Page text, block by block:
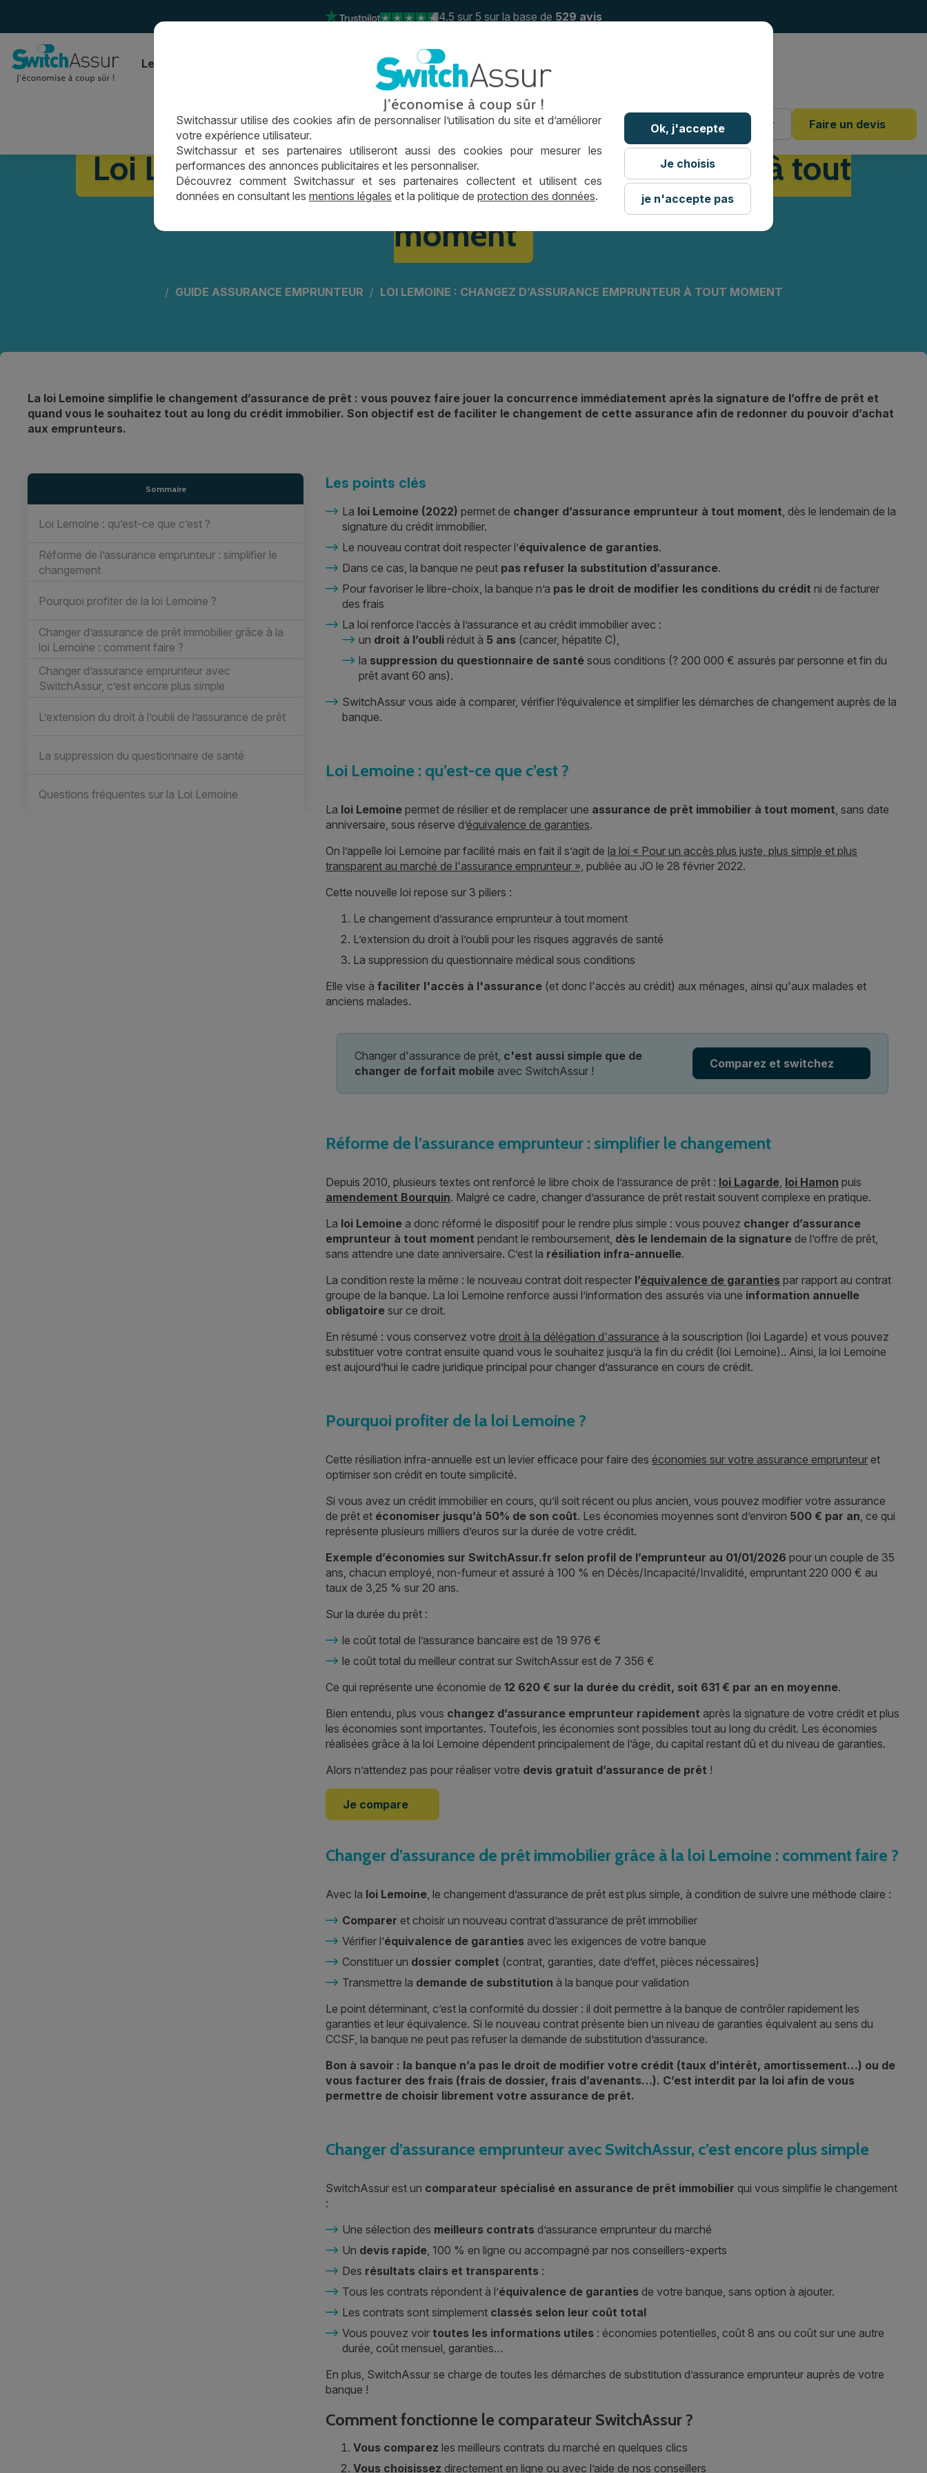
4.5sur 5 sur la base de 529 avis
Le comparateur Le crédit immo Conseils
04 26 04 18 88 Mon dossier Faire un devis
Loi Lemoine : changez d’assurance emprunteur à tout
moment
GUIDE ASSURANCE EMPRUNTEUR LOI LEMOINE : CHANGEZ D’ASSURANCE EMPRUNTEUR À TOUT MOMENT
La loi Lemoine simplifie le changement d’assurance de prêt : vous pouvez faire jouer la concurrence immédiatement après la signature de l’offre de prêt et
quand vous le souhaitez tout au long du crédit immobilier. Son objectif est de faciliter le changement de cette assurance afin de redonner du pouvoir d’achat
aux emprunteurs.
Sommaire
Loi Lemoine : qu’est-ce que c’est ?
Réforme de l’assurance emprunteur : simplifier le
changement
Pourquoi profiter de la loi Lemoine ?
Changer d’assurance de prêt immobilier grâce à la
loi Lemoine : comment faire ?
Changer d’assurance emprunteur avec
SwitchAssur, c’est encore plus simple
L’extension du droit à l’oubli de l’assurance de prêt
La suppression du questionnaire de santé
Questions fréquentes sur la Loi Lemoine
Les points clés
La loi Lemoine (2022) permet de changer d’assurance emprunteur à tout moment, dès le lendemain de la
signature du crédit immobilier.
Le nouveau contrat doit respecter l’équivalence de garanties.
Dans ce cas, la banque ne peut pas refuser la substitution d’assurance.
Pour favoriser le libre-choix, la banque n’a pas le droit de modifier les conditions du crédit ni de facturer
des frais
La loi renforce l’accès à l’assurance et au crédit immobilier avec :
un droit à l’oubli réduit à 5 ans (cancer, hépatite C),
la suppression du questionnaire de santé sous conditions (? 200 000 € assurés par personne et fin du
prêt avant 60 ans).
SwitchAssur vous aide à comparer, vérifier l’équivalence et simplifier les démarches de changement auprès de la
banque.
Loi Lemoine : qu’est-ce que c’est ?
La loi Lemoine permet de résilier et de remplacer une assurance de prêt immobilier à tout moment, sans date
anniversaire, sous réserve d’équivalence de garanties.
On l’appelle loi Lemoine par facilité mais en fait il s’agit de la loi « Pour un accès plus juste, plus simple et plus
transparent au marché de l'assurance emprunteur », publiée au JO le 28 février 2022.
Cette nouvelle loi repose sur 3 piliers :
Le changement d’assurance emprunteur à tout moment
L’extension du droit à l’oubli pour les risques aggravés de santé
La suppression du questionnaire médical sous conditions
Elle vise à faciliter l'accès à l'assurance (et donc l'accès au crédit) aux ménages, ainsi qu'aux malades et
anciens malades.
Changer d'assurance de prêt, c'est aussi simple que de
changer de forfait mobile avec SwitchAssur !
Comparez et switchez
Réforme de l’assurance emprunteur : simplifier le changement
Depuis 2010, plusieurs textes ont renforcé le libre choix de l’assurance de prêt : loi Lagarde, loi Hamon puis
amendement Bourquin. Malgré ce cadre, changer d’assurance de prêt restait souvent complexe en pratique.
La loi Lemoine a donc réformé le dispositif pour le rendre plus simple : vous pouvez changer d’assurance
emprunteur à tout moment pendant le remboursement, dès le lendemain de la signature de l’offre de prêt,
sans attendre une date anniversaire. C’est la résiliation infra-annuelle.
La condition reste la même : le nouveau contrat doit respecter l’équivalence de garanties par rapport au contrat
groupe de la banque. La loi Lemoine renforce aussi l’information des assurés via une information annuelle
obligatoire sur ce droit.
En résumé : vous conservez votre droit à la délégation d'assurance à la souscription (loi Lagarde) et vous pouvez
substituer votre contrat ensuite quand vous le souhaitez jusqu’à la fin du crédit (loi Lemoine).. Ainsi, la loi Lemoine
est aujourd’hui le cadre juridique principal pour changer d’assurance en cours de crédit.
Pourquoi profiter de la loi Lemoine ?
Cette résiliation infra-annuelle est un levier efficace pour faire des économies sur votre assurance emprunteur et
optimiser son crédit en toute simplicité.
Si vous avez un crédit immobilier en cours, qu’il soit récent ou plus ancien, vous pouvez modifier votre assurance
de prêt et économiser jusqu’à 50% de son coût. Les économies moyennes sont d’environ 500 € par an, ce qui
représente plusieurs milliers d’euros sur la durée de votre crédit.
Exemple d’économies sur SwitchAssur.fr selon profil de l’emprunteur au 01/01/2026 pour un couple de 35
ans, chacun employé, non-fumeur et assuré à 100 % en Décès/Incapacité/Invalidité, empruntant 220 000 € au
taux de 3,25 % sur 20 ans.
Sur la durée du prêt :
le coût total de l’assurance bancaire est de 19 976 €
le coût total du meilleur contrat sur SwitchAssur est de 7 356 €
Ce qui représente une économie de 12 620 € sur la durée du crédit, soit 631 € par an en moyenne.
Bien entendu, plus vous changez d’assurance emprunteur rapidement après la signature de votre crédit et plus
les économies sont importantes. Toutefois, les économies sont possibles tout au long du crédit. Les économies
réalisées grâce à la loi Lemoine dépendent principalement de l’âge, du capital restant dû et du niveau de garanties.
Alors n’attendez pas pour réaliser votre devis gratuit d’assurance de prêt !
Je compare
Changer d’assurance de prêt immobilier grâce à la loi Lemoine : comment faire ?
Avec la loi Lemoine, le changement d’assurance de prêt est plus simple, à condition de suivre une méthode claire :
Comparer et choisir un nouveau contrat d’assurance de prêt immobilier
Vérifier l’équivalence de garanties avec les exigences de votre banque
Constituer un dossier complet (contrat, garanties, date d’effet, pièces nécessaires)
Transmettre la demande de substitution à la banque pour validation
Le point déterminant, c’est la conformité du dossier : il doit permettre à la banque de contrôler rapidement les
garanties et leur équivalence. Si le nouveau contrat présente bien un niveau de garanties équivalent au sens du
CCSF, la banque ne peut pas refuser la demande de substitution d’assurance.
Bon à savoir : la banque n’a pas le droit de modifier votre crédit (taux d’intérêt, amortissement…) ou de
vous facturer des frais (frais de dossier, frais d’avenants…). C’est interdit par la loi afin de vous
permettre de choisir librement votre assurance de prêt.
Changer d’assurance emprunteur avec SwitchAssur, c’est encore plus simple
SwitchAssur est un comparateur spécialisé en assurance de prêt immobilier qui vous simplifie le changement
:
Une sélection des meilleurs contrats d’assurance emprunteur du marché
Un devis rapide, 100 % en ligne ou accompagné par nos conseillers-experts
Des résultats clairs et transparents :
Tous les contrats répondent à l’équivalence de garanties de votre banque, sans option à ajouter.
Les contrats sont simplement classés selon leur coût total
Vous pouvez voir toutes les informations utiles : économies potentielles, coût 8 ans ou coût sur une autre
durée, coût mensuel, garanties…
En plus, SwitchAssur se charge de toutes les démarches de substitution d’assurance emprunteur auprès de votre
banque !
Comment fonctionne le comparateur SwitchAssur ?
Vous comparez les meilleurs contrats du marché en quelques clics
Vous choisissez directement en ligne ou avec l’aide de nos conseillers
Switchassur utilise des cookies afin de personnaliser l’utilisation du site et d’améliorer
votre expérience utilisateur.
Switchassur et ses partenaires utiliseront aussi des cookies pour mesurer les
performances des annonces publicitaires et les personnaliser.
Découvrez comment Switchassur et ses partenaires collectent et utilisent ces
données en consultant les mentions légales et la politique de protection des données.
Ok, j'accepte
Je choisis
je n'accepte pas